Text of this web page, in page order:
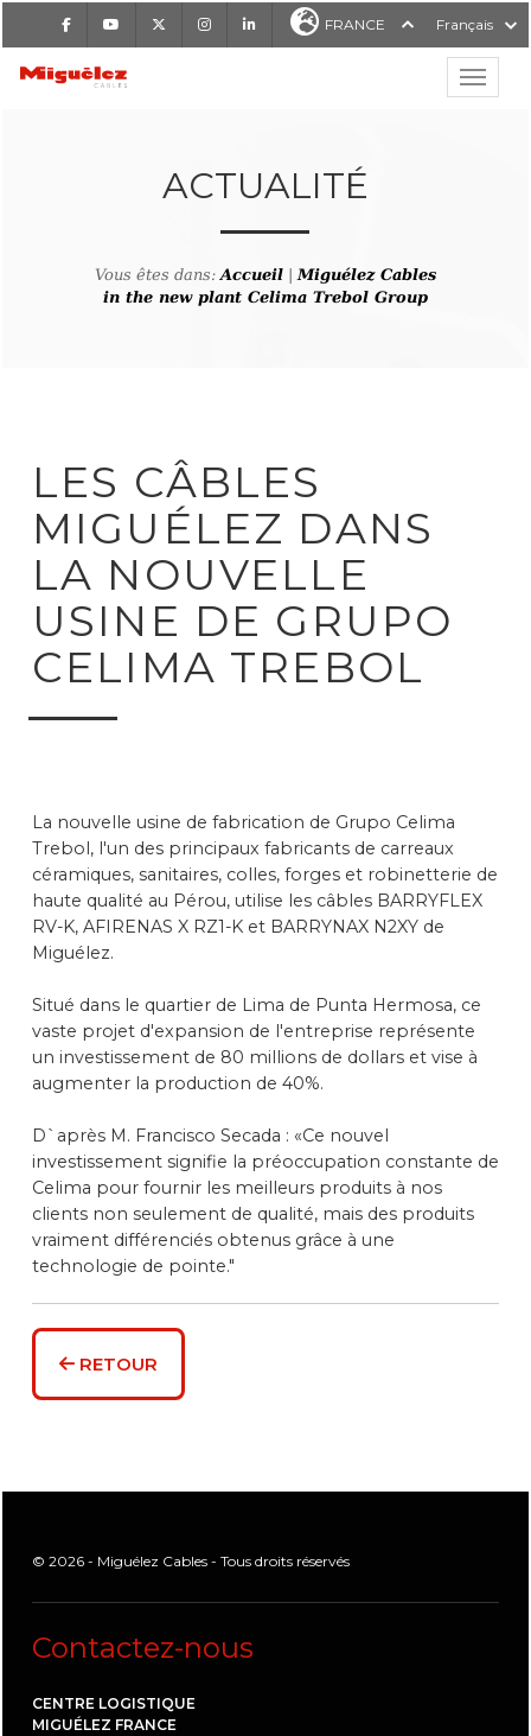
FacebookYoutube InstagramLinkedIn FRANCE Français
Miguélez Cables
ACTUALITÉ
Vous êtes dans:Accueil |Miguélez Cables
in the new plant Celima Trebol Group
LES CÂBLES
MIGUÉLEZ DANS
LA NOUVELLE
USINE DE GRUPO
CELIMA TREBOL
La nouvelle usine de fabrication de Grupo Celima
Trebol, l'un des principaux fabricants de carreaux
céramiques, sanitaires, colles, forges et robinetterie de
haute qualité au Pérou, utilise les câbles BARRYFLEX
RV-K, AFIRENAS X RZ1-K et BARRYNAX N2XY de
Miguélez.
Situé dans le quartier de Lima de Punta Hermosa, ce
vaste projet d'expansion de l'entreprise représente
un investissement de 80 millions de dollars et vise à
augmenter la production de 40%.
D`après M. Francisco Secada : «Ce nouvel
investissement signifie la préoccupation constante de
Celima pour fournir les meilleurs produits à nos
clients non seulement de qualité, mais des produits
vraiment différenciés obtenus grâce à une
technologie de pointe."
RETOUR
© 2026 - Miguélez Cables - Tous droits réservés
Contactez-nous
CENTRE LOGISTIQUE
MIGUÉLEZ FRANCE